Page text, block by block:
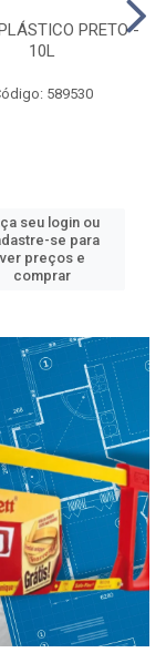
PRETO -
10L
589530
seu login ou
se para
ver preços e
comprar